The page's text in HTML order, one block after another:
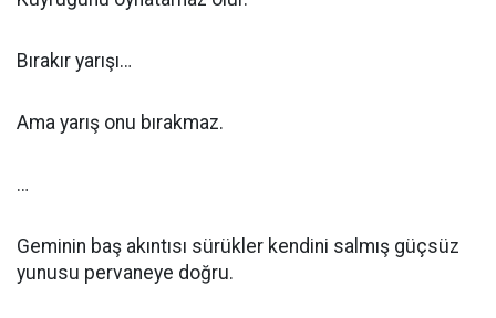
Bırakır yarışı…
Ama yarış onu bırakmaz.
…
Geminin baş akıntısı sürükler kendini salmış güçsüz
yunusu pervaneye doğru.